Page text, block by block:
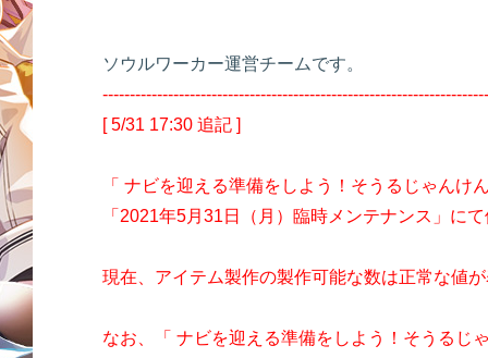
ソウルワーカー運営チームです。
[ 5/31 17:30 追記 ]
「 ナビを迎える準備をしよう！そうるじゃん
「2021年5月31日（月）臨時メンテナンス」に
現在、アイテム製作の製作可能な数は正常な値
なお、「 ナビを迎える準備をしよう！そうるじ